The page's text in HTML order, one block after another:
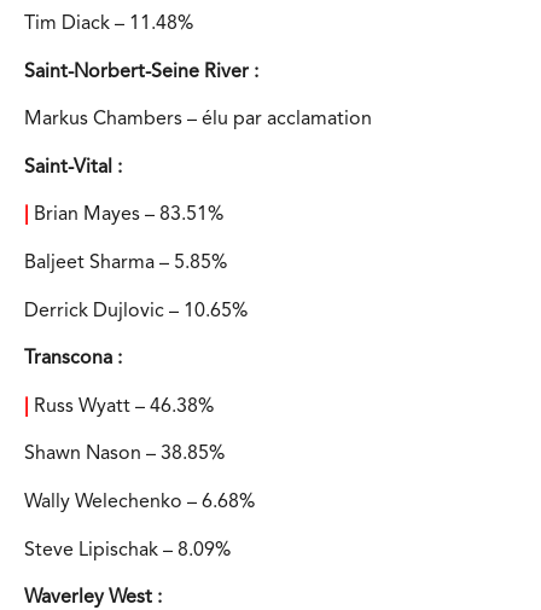
Tim Diack – 11.48%
Saint-Norbert-Seine River :
Markus Chambers – élu par acclamation
Saint-Vital :
Brian Mayes – 83.51%
Baljeet Sharma – 5.85%
Derrick Dujlovic – 10.65%
Transcona :
Russ Wyatt – 46.38%
Shawn Nason – 38.85%
Wally Welechenko – 6.68%
Steve Lipischak – 8.09%
Waverley West :